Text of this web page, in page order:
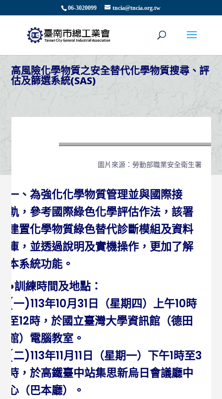
06-3020099 tncia@tncia.org.tw
高風險化學物質之安全替代化學物質搜尋、評
估及篩選系統(SAS)
圖片來源：勞動部職業安全衛生署
一、為強化化學物質管理並與國際接
軌，參考國際綠色化學評估作法，該署
建置化學物質綠色替代診斷模組及資料
庫，並透過說明及實機操作，更加了解
本系統功能。
●訓練時間及地點：
(一)113年10月31日（星期四）上午10時
至12時，於國立臺灣大學資訊館（德田
館）電腦教室。
(二)113年11月11日（星期一）下午1時至3
時，於高鐵臺中站集思新烏日會議廳中
心（巴本廳）。